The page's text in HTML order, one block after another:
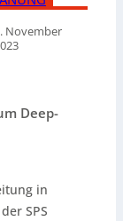
November
Deep-
in
SPS